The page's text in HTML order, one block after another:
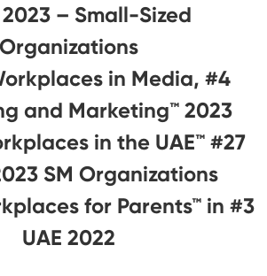
2023 – Small-Sized
Organizations
Workplaces in Media,
and Marketing™ 2023
in the UAE™
SM Organizations
for Parents™ in
UAE 2022